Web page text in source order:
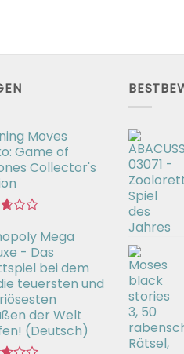
Moves
Game of
Collector's
Mega
- Das
bei dem
teuersten und
der Welt
(Deutsch)